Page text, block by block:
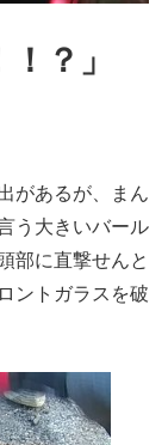
？」
があるが、まん
う大きいバール
部に直撃せんと
ントガラスを破